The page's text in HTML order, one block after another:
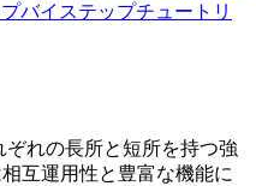
バイステップチュートリ
ぞれの長所と短所を持つ強
互運用性と豊富な機能に